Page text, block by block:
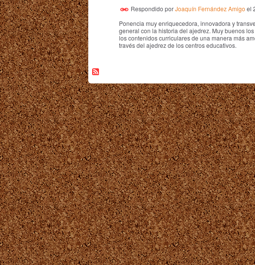
Respondido porJoaquín Fernández Amigo el
Ponencia muy enriquecedora, innovadora y
general con la historia del ajedrez. Muy buenos
los contenidos curriculares de una manera más
través del ajedrez de los centros educativos.